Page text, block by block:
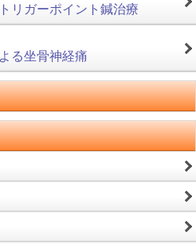
リガーポイント鍼治療
る坐骨神経痛